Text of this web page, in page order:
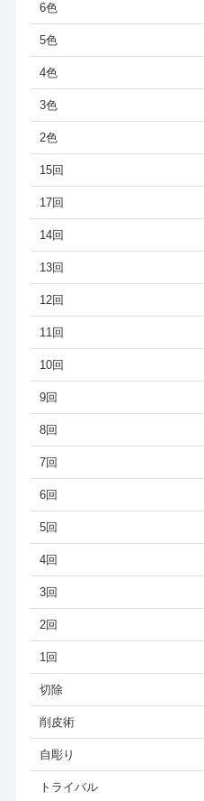
6色
5色
4色
3色
2色
15回
17回
14回
13回
12回
11回
10回
9回
8回
7回
6回
5回
4回
3回
2回
1回
切除
削皮術
自彫り
トライバル